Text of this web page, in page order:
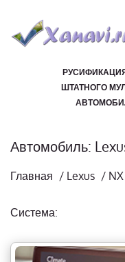
ШТАТНОГО
Автомобиль:
Главная / Lexus / NX
Система: